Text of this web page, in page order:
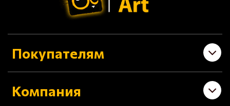
Покупателям
Компания